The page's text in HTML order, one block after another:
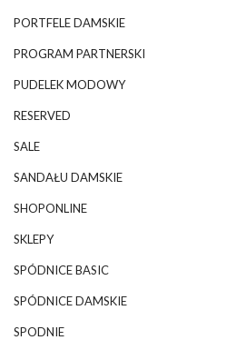
PORTFELE DAMSKIE
PROGRAM PARTNERSKI
PUDELEK MODOWY
RESERVED
SALE
SANDAŁU DAMSKIE
SHOPONLINE
SKLEPY
SPÓDNICE BASIC
SPÓDNICE DAMSKIE
SPODNIE